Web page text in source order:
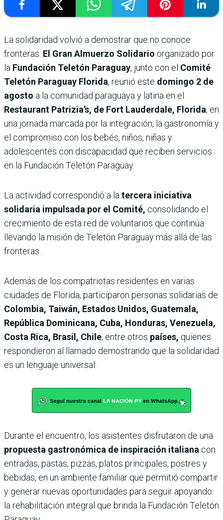
La solidaridad volvió a demostrar que no conoce
fronteras. El Gran Almuerzo Solidario organizado por
la Fundación Teletón Paraguay, junto con el Comité
Teletón Paraguay Florida, reunió este domingo 2 de
agosto a la comunidad paraguaya y latina en el
Restaurant Patrizia’s, de Fort Lauderdale, Florida, en
una jornada marcada por la integración, la gastronomía y
el compromiso con los bebés, niños, niñas y
adolescentes con discapacidad que reciben servicios
en la Fundación Teletón Paraguay.
La actividad correspondió a la tercera iniciativa
solidaria impulsada por el Comité, consolidando el
crecimiento de esta red de voluntarios que continúa
llevando la misión de Teletón Paraguay más allá de las
fronteras.
Además de los compatriotas residentes en varias
ciudades de Florida, participaron personas solidarias de
Colombia, Taiwán, Estados Unidos, Guatemala,
República Dominicana, Cuba, Honduras, Venezuela,
Costa Rica, Brasil, Chile, entre otros países, quienes
respondieron al llamado demostrando que la solidaridad
es un lenguaje universal.
Durante el encuentro, los asistentes disfrutaron de una
propuesta gastronómica de inspiración italiana con
entradas, pastas, pizzas, platos principales, postres y
bebidas, en un ambiente familiar que permitió compartir
y generar nuevas oportunidades para seguir apoyando
la rehabilitación integral que brinda la Fundación Teletón